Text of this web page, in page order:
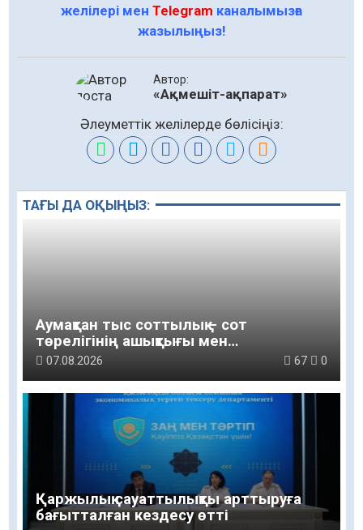
желілері мен Telegram каналымызға
жазылыңыз!
Автор:
«Ақмешіт-ақпарат»
Әлеуметтік желілерде бөлісіңіз:
ТАҒЫ ДА ОҚЫҢЫЗ:
Аумақтан тыс соттылық – сот
төрелігінің ашықтығы мен
қолжетімділігін арттыру құралы
07.08.2026 67 0
Қаржылық сауаттылықты арттыруға
бағытталған кездесу өтті